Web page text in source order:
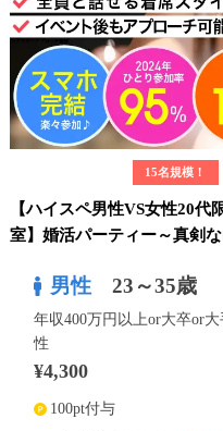
15名規模！
【ハイスペ男性VS女性20
室】婚活パーティー～真剣
男性 23～35歳
年収400万円以上or大卒or
性
¥4,300
100pt付与